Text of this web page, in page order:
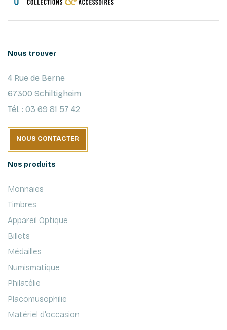
Nous trouver
4 Rue de Berne
67300 Schiltigheim
Tél. : 03 69 81 57 42
NOUS CONTACTER
Nos produits
Monnaies
Timbres
Appareil Optique
Billets
Médailles
Numismatique
Philatélie
Placomusophilie
Matériel d'occasion